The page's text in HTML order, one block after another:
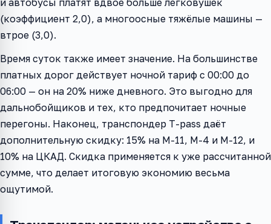
и автобусы платят вдвое больше легковушек
(коэффициент 2,0), а многоосные тяжёлые машины —
втрое (3,0).
Время суток также имеет значение. На большинстве
платных дорог действует ночной тариф с 00:00 до
06:00 — он на 20% ниже дневного. Это выгодно для
дальнобойщиков и тех, кто предпочитает ночные
перегоны. Наконец, транспондер T-pass даёт
дополнительную скидку: 15% на М-11, М-4 и М-12, и
10% на ЦКАД. Скидка применяется к уже рассчитанной
сумме, что делает итоговую экономию весьма
ощутимой.